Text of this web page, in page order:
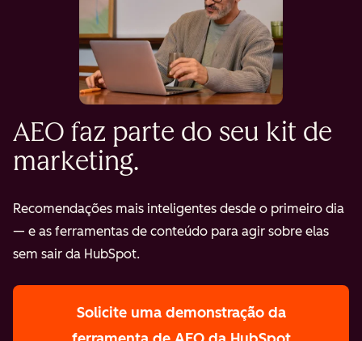
AEO faz parte do seu kit de
marketing.
Recomendações mais inteligentes desde o primeiro dia
— e as ferramentas de conteúdo para agir sobre elas
sem sair da HubSpot.
Solicite uma demonstração da